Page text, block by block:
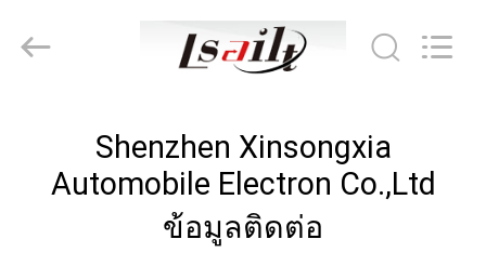
สินค้า
Automobile
Electron
Shenzhen Xinsongxia
Automobile Electron Co.,Ltd
ข้อมูลติดต่อ